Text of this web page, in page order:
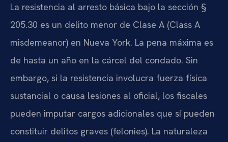
La resistencia al arresto básica bajo la sección §
205.30 es un delito menor de Clase A (Class A
misdemeanor) en Nueva York. La pena máxima es
de hasta un año en la cárcel del condado. Sin
embargo, si la resistencia involucra fuerza física
sustancial o causa lesiones al oficial, los fiscales
pueden imputar cargos adicionales que sí pueden
constituir delitos graves (felonies). La naturaleza